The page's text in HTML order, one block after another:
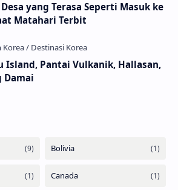
yang Terasa Seperti Masuk ke
Matahari Terbit
Island, Pantai Vulkanik, Hallasan,
Damai